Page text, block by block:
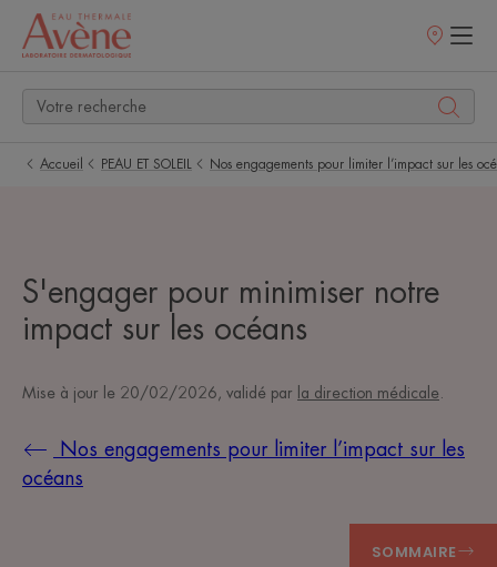
Points
Accueil PEAU ET SOLEIL Nos engagements pour limiter l’impact sur les
S'engager pour minimiser notre
impact sur les océans
Mise à jour le 20/02/2026 , validé par la direction médicale
Nos engagements pour limiter l’impact sur les
océans
SOMMAIRE